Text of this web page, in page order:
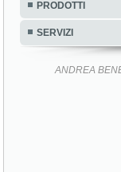
PRODOTTI
SERVIZI
ANDREA